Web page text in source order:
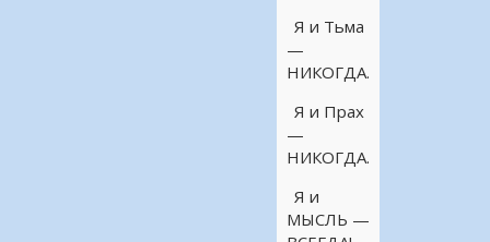
Я и Тьма
—
НИКОГДА.
Я и Прах
—
НИКОГДА.
Я и
МЫСЛЬ —